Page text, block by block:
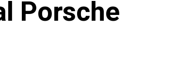
Porsche